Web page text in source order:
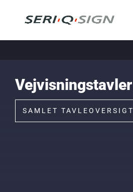
Vejvisningstavler
SAMLET TAVLEOVERSIGT